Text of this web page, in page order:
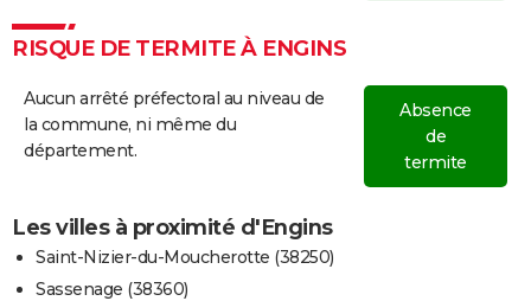
RISQUE DE TERMITE À ENGINS
Aucun arrêté préfectoral au niveau de
la commune, ni même du
département.
Absence
de
termite
Les villes à proximité d'Engins
Saint-Nizier-du-Moucherotte (38250)
Sassenage (38360)